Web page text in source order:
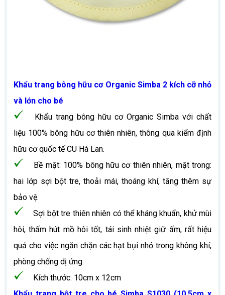
Khẩu trang bông hữu cơ Organic Simba 2 kích cỡ nhỏ
và lớn cho bé
Khẩu trang bông hữu cơ Organic Simba với chất
liệu 100% bông hữu cơ thiên nhiên, thông qua kiểm định
hữu cơ quốc tế CU Hà Lan.
Bề mặt: 100% bông hữu cơ thiên nhiên, mặt trong:
hai lớp sợi bột tre, thoải mái, thoáng khí, tăng thêm sự
bảo vệ.
Sợi bột tre thiên nhiên có thể kháng khuẩn, khử mùi
hôi, thấm hút mồ hôi tốt, tái sinh nhiệt giữ ấm, rất hiệu
quả cho việc ngăn chặn các hạt bụi nhỏ trong không khí,
phòng chống dị ứng.
Kích thước: 10cm x 12cm